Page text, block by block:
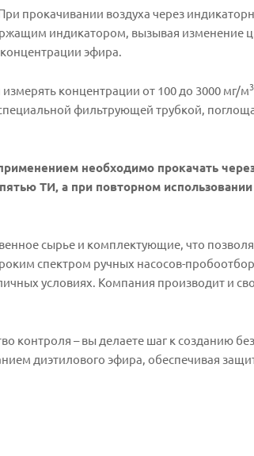
прокачивании воздуха через
индикатором, вызывая изменение
эфира.
концентрации от 100 до 3000 мг/м3
специальной фильтрующей трубкой,
необходимо прокачать
ТИ, а при повторном
сырье и комплектующие, что
спектром ручных насосов-
условиях. Компания производит и
контроля – вы делаете шаг к созданию
диэтилового эфира, обеспечивая